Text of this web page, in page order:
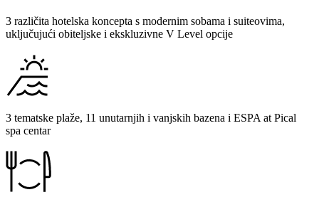
3 različita hotelska koncepta s modernim sobama i suiteovima,
uključujući obiteljske i ekskluzivne V Level opcije
3 tematske plaže, 11 unutarnjih i vanjskih bazena i ESPA at Pical
spa centar